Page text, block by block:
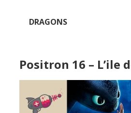
DRAGONS
Positron 16 – L’ile